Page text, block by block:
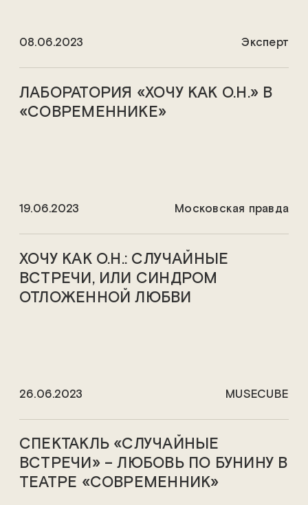
08.06.2023 Эксперт
ЛАБОРАТОРИЯ «ХОЧУ КАК О.Н.» В
«СОВРЕМЕННИКЕ»
19.06.2023 Московская правда
ХОЧУ КАК О.Н.: СЛУЧАЙНЫЕ
ВСТРЕЧИ, ИЛИ СИНДРОМ
ОТЛОЖЕННОЙ ЛЮБВИ
26.06.2023 MUSECUBE
СПЕКТАКЛЬ «СЛУЧАЙНЫЕ
ВСТРЕЧИ» – ЛЮБОВЬ ПО БУНИНУ В
ТЕАТРЕ «СОВРЕМЕННИК»